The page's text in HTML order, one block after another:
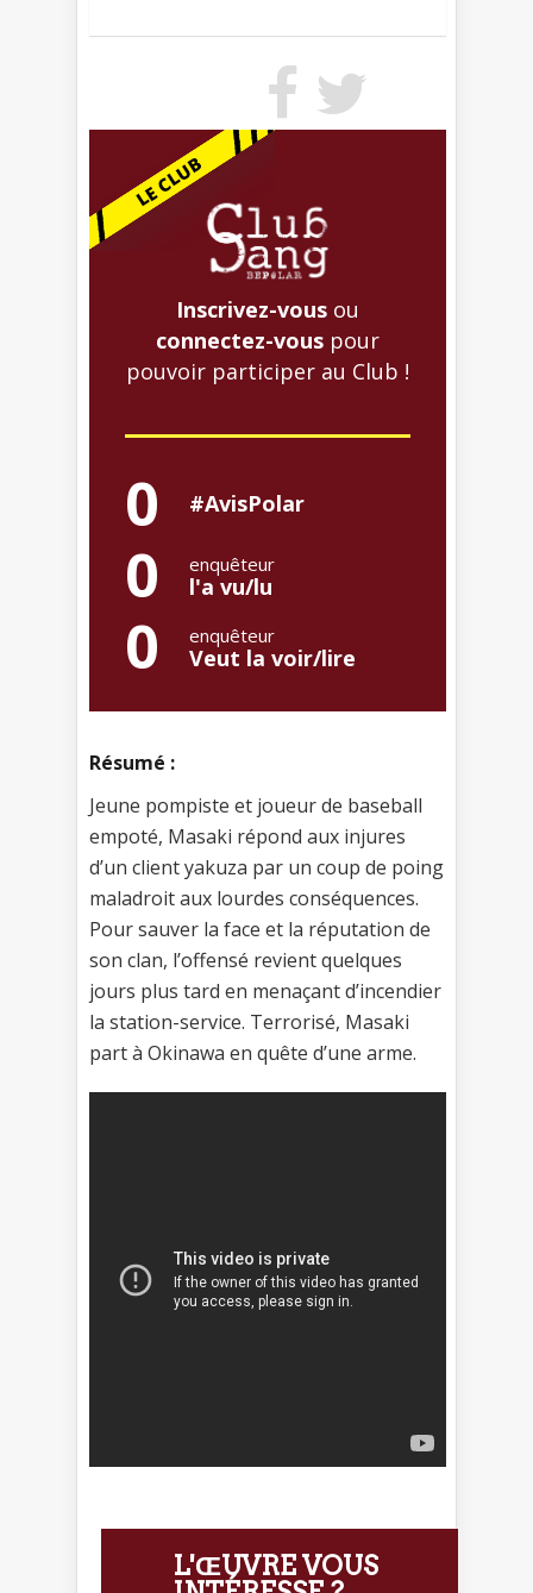
Inscrivez-vous ou
connectez-vous pour
pouvoir participer au Club !
0 #AvisPolar
0 enquêteur
l'a vu/lu
0 enquêteur
Veut la voir/lire
Résumé :
Jeune pompiste et joueur de baseball
empoté, Masaki répond aux injures
d’un client yakuza par un coup de poing
maladroit aux lourdes conséquences.
Pour sauver la face et la réputation de
son clan, l’offensé revient quelques
jours plus tard en menaçant d’incendier
la station-service. Terrorisé, Masaki
part à Okinawa en quête d’une arme.
L'ŒUVRE VOUS